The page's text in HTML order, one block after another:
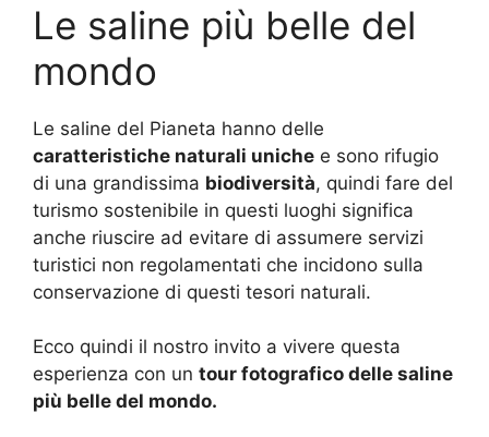
Le saline più belle del
mondo
Le saline del Pianeta hanno delle
caratteristiche naturali uniche e sono rifugio
di una grandissima biodiversità, quindi fare del
turismo sostenibile in questi luoghi significa
anche riuscire ad evitare di assumere servizi
turistici non regolamentati che incidono sulla
conservazione di questi tesori naturali.
Ecco quindi il nostro invito a vivere questa
esperienza con un tour fotografico delle saline
più belle del mondo.